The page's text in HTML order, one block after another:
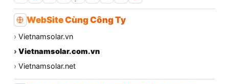
WebSite Cùng Công Ty
› Vietnamsolar.vn
› Vietnamsolar.com.vn
› Vietnamsolar.net